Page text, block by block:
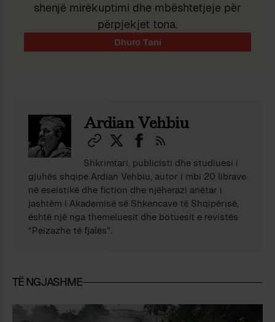
shenjë mirëkuptimi dhe mbështetjeje për
përpjekjet tona.
Ardian Vehbiu
Shkrimtari, publicisti dhe studiuesi i
gjuhës shqipe Ardian Vehbiu, autor i mbi 20 librave
në eseistikë dhe fiction dhe njëherazi anëtar i
jashtëm i Akademisë së Shkencave të Shqipërisë,
është një nga themeluesit dhe botuesit e revistës
“Peizazhe të fjalës”.
TË NGJASHME